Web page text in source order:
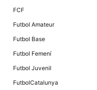
FCF
Futbol Amateur
Futbol Base
Futbol Femení
Futbol Juvenil
FutbolCatalunya